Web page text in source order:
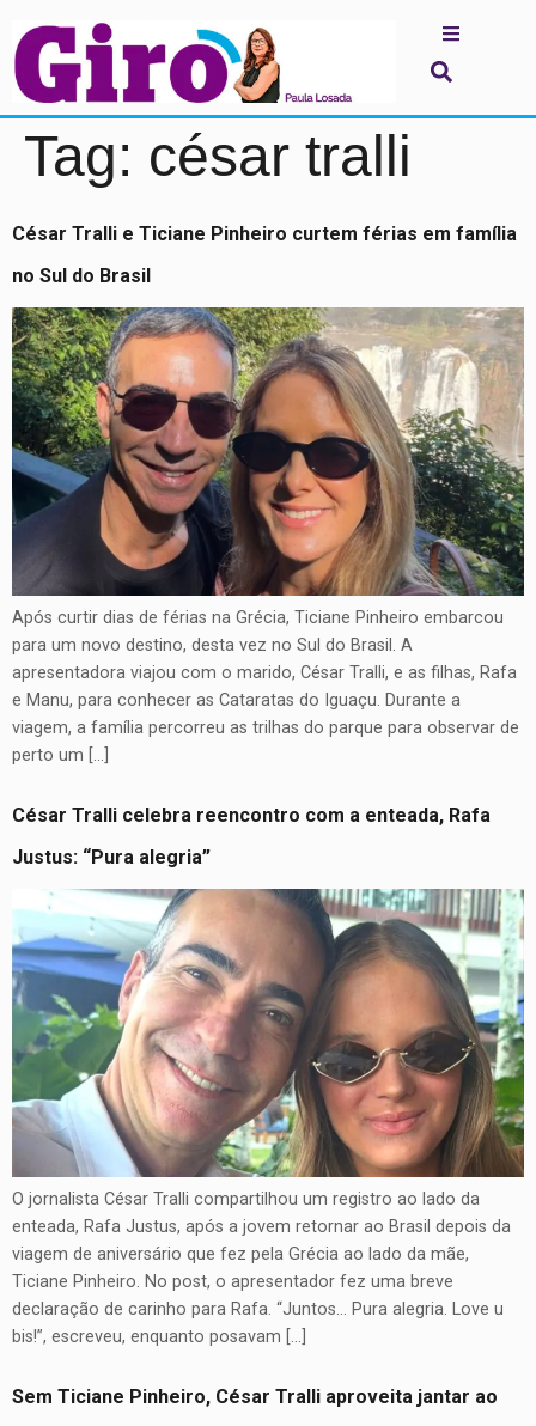
Tag: césar tralli
César Tralli e Ticiane Pinheiro curtem férias em família
no Sul do Brasil
Após curtir dias de férias na Grécia, Ticiane Pinheiro embarcou
para um novo destino, desta vez no Sul do Brasil. A
apresentadora viajou com o marido, César Tralli, e as filhas, Rafa
e Manu, para conhecer as Cataratas do Iguaçu. Durante a
viagem, a família percorreu as trilhas do parque para observar de
perto um […]
César Tralli celebra reencontro com a enteada, Rafa
Justus: “Pura alegria”
O jornalista César Tralli compartilhou um registro ao lado da
enteada, Rafa Justus, após a jovem retornar ao Brasil depois da
viagem de aniversário que fez pela Grécia ao lado da mãe,
Ticiane Pinheiro. No post, o apresentador fez uma breve
declaração de carinho para Rafa. “Juntos… Pura alegria. Love u
bis!”, escreveu, enquanto posavam […]
Sem Ticiane Pinheiro, César Tralli aproveita jantar ao